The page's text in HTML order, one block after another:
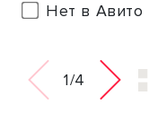
Нет в Авито
1/4